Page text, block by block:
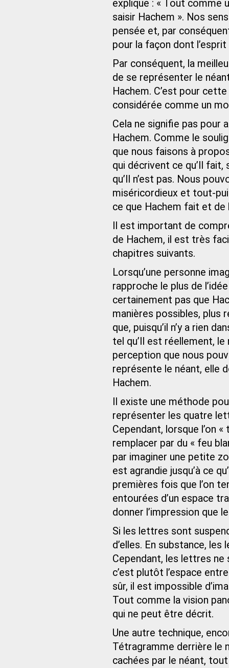
explique : « Tout comme
saisir Hachem ». Nos
pensée et, par
pour la façon dont
Par conséquent, la
de se représenter le
Hachem. C’est pour
considérée comme un
Cela ne signifie pas pour
Hachem. Comme le
que nous faisons à
qui décrivent ce qu’Il
qu’Il n’est pas. Nous
miséricordieux et tout-
ce que Hachem fait et de
Il est important de
de Hachem, il est très
chapitres suivants.
Lorsqu’une personne
rapproche le plus de
certainement pas que
manières possibles, plus
que, puisqu’il n’y a rien
tel qu’Il est réellement,
perception que nous
représente le néant, elle
Hachem.
Il existe une méthode
représenter les quatre
Cependant, lorsque l’on
remplacer par du « feu
par imaginer une petite
est agrandie jusqu’à ce
premières fois que l’on
entourées d’un espace
donner l’impression que
Si les lettres sont
d’elles. En substance,
Cependant, les lettres ne
c’est plutôt l’espace
sûr, il est impossible
Tout comme la vision
qui ne peut être décrit.
Une autre technique,
Tétragramme derrière le
cachées par le néant,